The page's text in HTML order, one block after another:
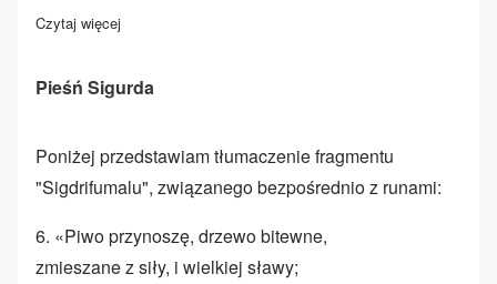
Czytaj więcej
Pieśń Sigurda
Poniżej przedstawiam tłumaczenie fragmentu
"Sigdrifumalu", związanego bezpośrednio z runami:
6. «Piwo przynoszę, drzewo bitewne,
zmieszane z siły, i wielkiej sławy;